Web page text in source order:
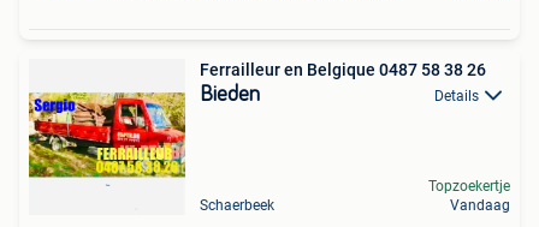
Ferrailleur en Belgique 0487 58 38 26
Bieden Details
Schaerbeek
Topzoekertje
Vandaag